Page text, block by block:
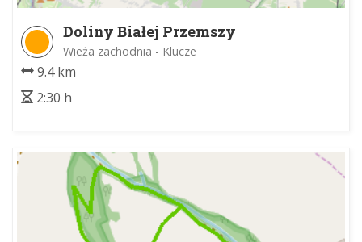
Doliny Białej Przemszy
Wieża zachodnia - Klucze
9.4 km
2:30 h